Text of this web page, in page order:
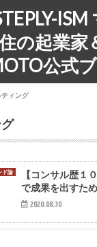
ISM
の起業家
公式
ティング
ド論
【コンサル歴１
で成果を出すた
2020.08.30